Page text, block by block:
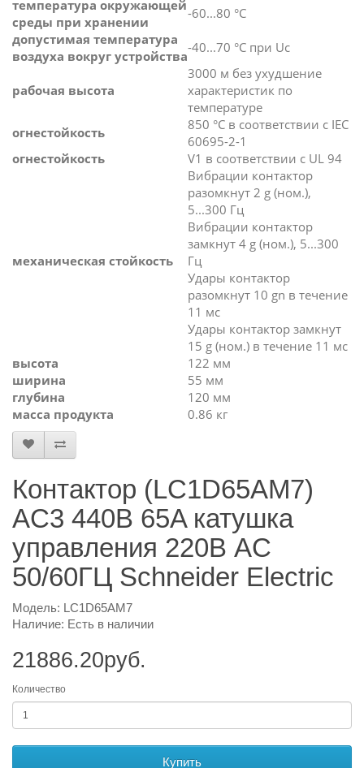
температура окружающей
среды при хранении
-60...80 °C
допустимая температура
воздуха вокруг устройства
-40...70 °C при Uc
рабочая высота
3000 м без ухудшение
характеристик по
температуре
огнестойкость
850 °C в соответствии с IEC
60695-2-1
огнестойкость
V1 в соответствии с UL 94
механическая стойкость
Вибрации контактор
разомкнут 2 g (ном.),
5...300 Гц
Вибрации контактор
замкнут 4 g (ном.), 5...300
Гц
Удары контактор
разомкнут 10 gn в течение
11 мс
Удары контактор замкнут
15 g (ном.) в течение 11 мс
высота
122 мм
ширина
55 мм
глубина
120 мм
масса продукта
0.86 кг
Контактор (LC1D65AM7)
AC3 440В 65A катушка
управления 220В AC
50/60ГЦ Schneider Electric
Модель: LC1D65AM7
Наличие: Есть в наличии
21886.20руб.
Количество
Купить